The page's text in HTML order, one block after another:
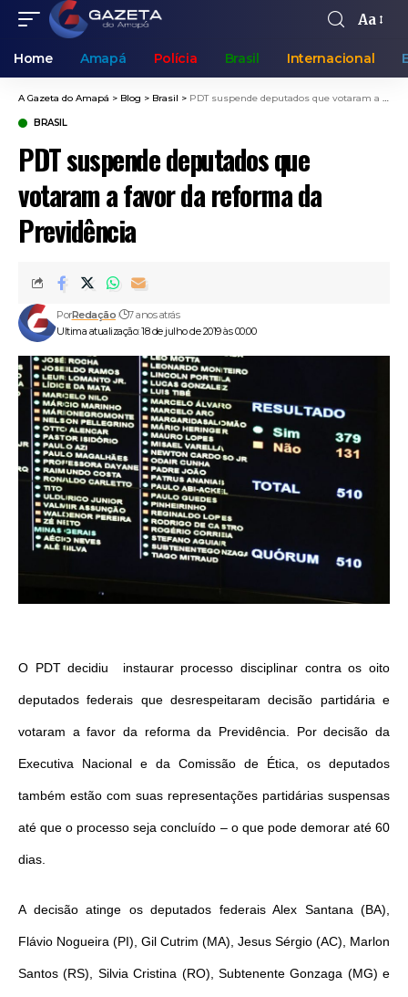
Aa
Home Amapá Polícia Brasil Internacional
A Gazeta do Amapá > Blog > Brasil > PDT suspende deputados que votaram a favor da reforma da Previdência
BRASIL
PDT suspende deputados que
votaram a favor da reforma da
Previdência
Ultima atualização: 18 de julho de 2019 às 00:00
PorRedação 7 anos atrás
O PDT decidiu instaurar processo disciplinar contra os oito
deputados federais que desrespeitaram decisão partidária e
votaram a favor da reforma da Previdência. Por decisão da
Executiva Nacional e da Comissão de Ética, os deputados
também estão com suas representações partidárias suspensas
até que o processo seja concluído – o que pode demorar até 60
dias.
A decisão atinge os deputados federais Alex Santana (BA),
Flávio Nogueira (PI), Gil Cutrim (MA), Jesus Sérgio (AC), Marlon
Santos (RS), Silvia Cristina (RO), Subtenente Gonzaga (MG) e